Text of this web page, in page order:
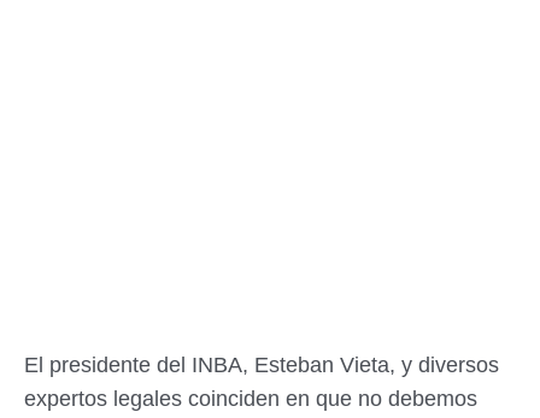
El presidente del INBA, Esteban Vieta, y diversos
expertos legales coinciden en que no debemos